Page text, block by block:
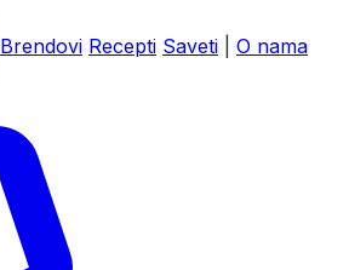
Brendovi Recepti Saveti
O nama